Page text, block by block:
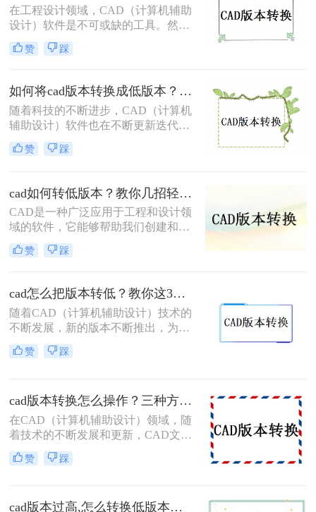
法，帮助您轻松实现CAD文件的低版
本转换。
在工程设计领域，CAD（计算机辅助
设计）软件是不可或缺的工具。然
而，随着技术的不断进步，CAD软件
版本不断更新，有时我们需要将高版
旧版本的软件或不同的环境中打开和
编辑。那么如何将cad版本转换成低版
本呢？本文将为您介绍三种将CAD版
本转换成低版本的实用方法，帮助您
解决版本不兼容的问题。
赞 踩
如何将cad版本转换成低版本？教你三个小妙招轻松搞定！
随着科技的不断进步，CAD（计算机
辅助设计）软件也在不断更新迭代，
功能越来越强大，界面越来越友好。
然而，有时候我们会遇到一些问题，
版本的CAD软件中打开或编辑，这时
候就需要将高版本的CAD文件转换成
低版本。那么如何将cad版本转换成低
版本呢？本文将介绍几种将CAD版本
转换成低版本的方法。
赞 踩
cad如何转低版本？教你几招轻松搞定！
CAD是一种广泛应用于工程和设计领
域的软件，它能够帮助我们创建和修
改图形。在使用CAD软件的过程中，
经常会遇到需要将文件转换到低版本
cad如何转低版本呢？本文将详细介绍
CAD转换到低版本的方法和注意事
项。
赞 踩
cad怎么把版本转低？教你这3种简单的转换方法！
随着CAD（计算机辅助设计）技术的
不断发展，新的版本不断推出，为用
户提供了更多功能和优化。然而，有
时我们需要将高版本的CAD文件转换
把版本转低呢？本文将介绍几种将高
版本CAD文件转换为低版本的方法。
赞 踩
cad版本转换怎么操作？三种方法助你轻松应对！
在CAD（计算机辅助设计）领域，随
着技术的不断发展和更新，CAD文件
的版本转换成为了一个常见的需求。
为了满足不同软件版本、不同平台或
法。那么cad版本转换怎么操作呢？本
赞 踩
cad版本过高,怎么转换低版本？这二个方法简单好操作！